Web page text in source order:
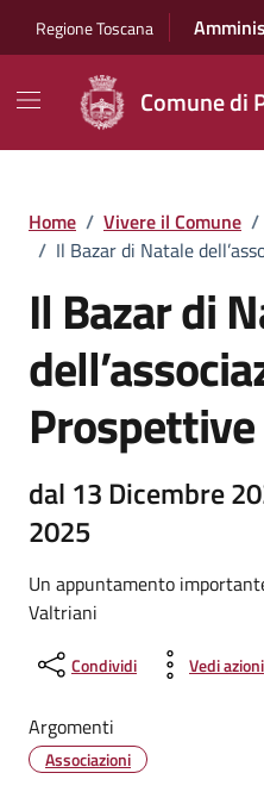
Regione Toscana
Comune di
Home / Vivere il Comune /
/ Il Bazar di Natale
Il Bazar di
Prospettive
dal 13 Dicembre
2025
Un appuntamento
Valtriani
Condividi Vedi azioni
Argomenti
Associazioni